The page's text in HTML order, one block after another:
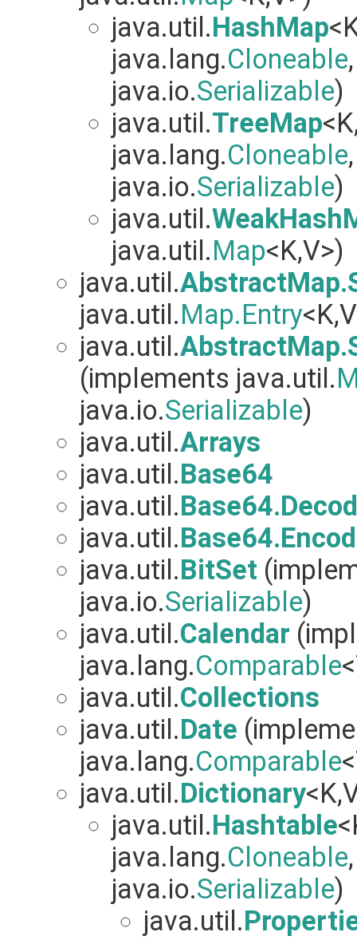
java.util.HashMap
java.lang.Cloneable
java.io.Serializable)
java.util.TreeMap
java.lang.Cloneable
java.io.Serializable)
java.util.
java.util.Map<K,V>)
java.util.
java.util.Map.Entry
java.util.
(implements java.util.
java.io.Serializable)
java.util.Arrays
java.util.Base64
java.util.
java.util.
java.util.BitSet
java.io.Serializable)
java.util.Calendar
java.lang.Comparable
java.util.Collections
java.util.Date
java.lang.Comparable
java.util.Dictionary
java.util.Hashtable
java.lang.Cloneable
java.io.Serializable)
java.util.